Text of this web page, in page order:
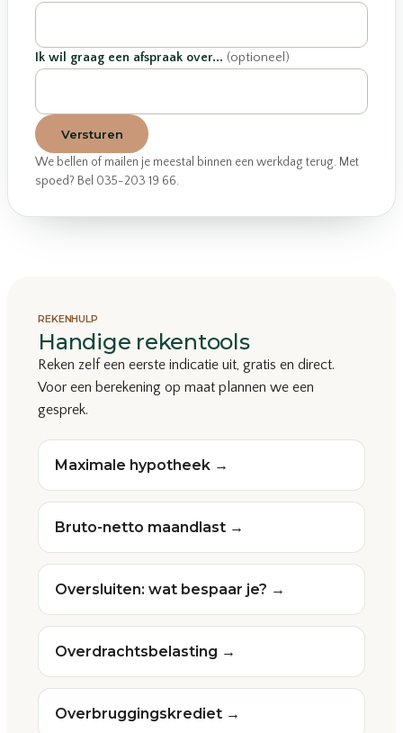
Ik wil graag een afspraak over... (optioneel)
Versturen
We bellen of mailen je meestal binnen een werkdag terug. Met
spoed? Bel 035-203 19 66.
REKENHULP
Handige rekentools
Reken zelf een eerste indicatie uit, gratis en direct.
Voor een berekening op maat plannen we een
gesprek.
Maximale hypotheek →
Bruto-netto maandlast →
Oversluiten: wat bespaar je? →
Overdrachtsbelasting →
Overbruggingskrediet →